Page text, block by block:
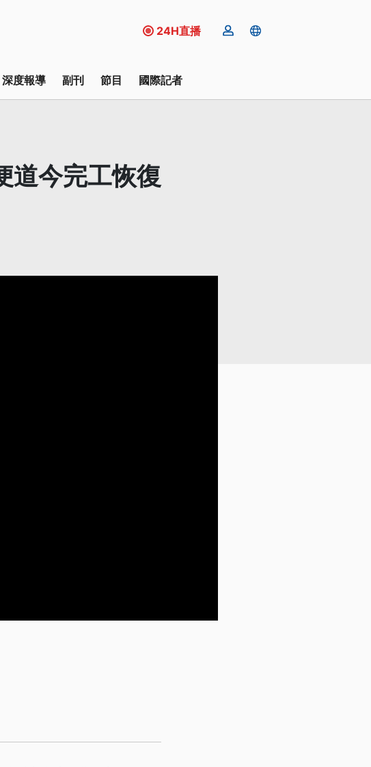
24H直播
深度報導 副刊 節目 國際記者
道今完工恢復